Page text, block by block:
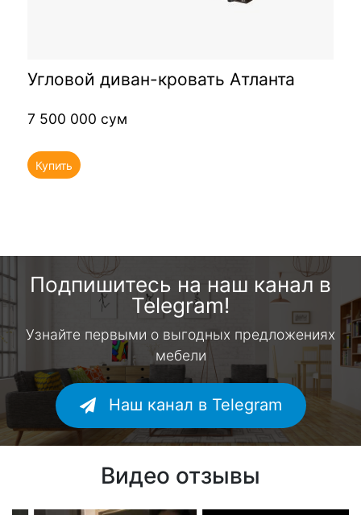
Угловой диван-кровать Атланта
7 500 000 сум
Купить
Подпишитесь на наш канал в
Telegram!
Узнайте первыми о выгодных предложениях
мебели
Наш канал в Telegram
Видео отзывы